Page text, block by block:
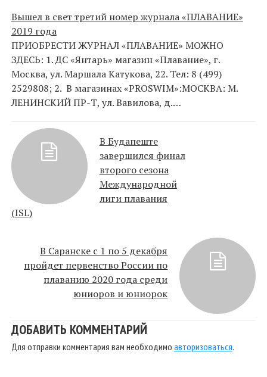
Вышел в свет третий номер журнала «ПЛАВАНИЕ»
2019 года
ПРИОБРЕСТИ ЖУРНАЛ «ПЛАВАНИЕ» МОЖНО
ЗДЕСЬ: 1. ДС «Янтарь» магазин «Плавание», г.
Москва, ул. Маршала Катукова, 22. Тел: 8 (499)
2529808; 2. В магазинах «PROSWIM»:МОСКВА: М.
ЛЕНИНСКИЙ ПР-Т, ул. Вавилова, д.…
В Будапеште
завершился финал
второго сезона
Международной
лиги плавания
(ISL)
В Саранске с 1 по 5 декабря
пройдет первенство России по
плаванию 2020 года среди
юниоров и юниорок
ДОБАВИТЬ КОММЕНТАРИЙ
Для отправки комментария вам необходимо авторизоваться.